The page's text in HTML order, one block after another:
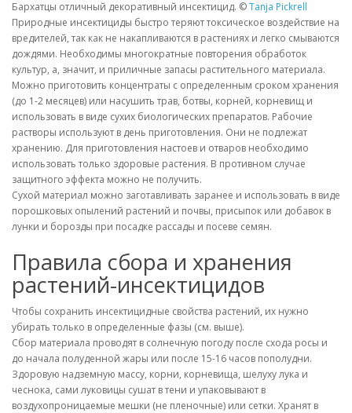
Бархатцы отличный декоративный инсектицид. ©Tanja Pickrell
Природные инсектициды быстро теряют токсическое воздействие на
вредителей, так как не накапливаются в растениях и легко смываются
дождями. Необходимы многократные повторения обработок
культур, а, значит, и приличные запасы растительного материала.
Можно приготовить концентраты с определенным сроком хранения
(до 1-2 месяцев) или насушить трав, ботвы, корней, корневищ и
использовать в виде сухих биологических препаратов. Рабочие
растворы используют в день приготовления. Они не подлежат
хранению. Для приготовления настоев и отваров необходимо
использовать только здоровые растения. В противном случае
защитного эффекта можно не получить.
Сухой материал можно заготавливать заранее и использовать в виде
порошковых опылений растений и почвы, присыпок или добавок в
лунки и борозды при посадке рассады и посеве семян.
Правила сбора и хранения
растений-инсектицидов
Чтобы сохранить инсектицидные свойства растений, их нужно
убирать только в определенные фазы (см. выше).
Сбор материала проводят в солнечную погоду после схода росы и
до начала полуденной жары или после 15-16 часов пополудни.
Здоровую надземную массу, корни, корневища, шелуху лука и
чеснока, сами луковицы сушат в тени и упаковывают в
воздухопроницаемые мешки (не пленочные) или сетки. Хранят в